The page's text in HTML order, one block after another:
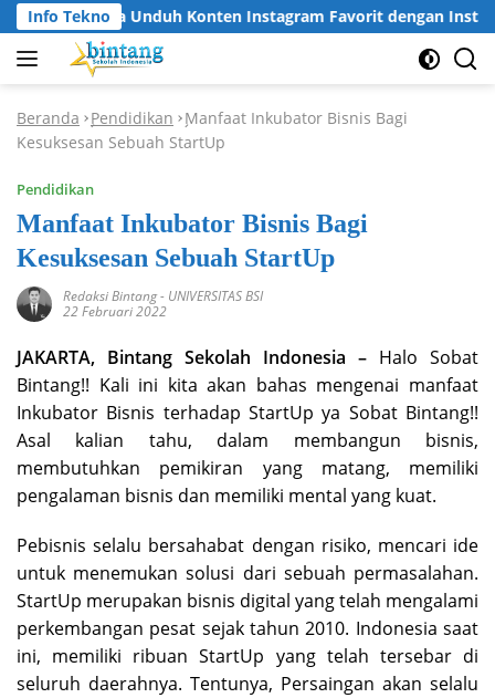
Langsung
ke
konten
Info Tekno
Cara Unduh Konten Instagram Favorit dengan
Beranda -Pendidikan -Manfaat Inkubator Bisnis Bagi
Kesuksesan Sebuah StartUp
Pendidikan
Manfaat Inkubator Bisnis Bagi
Kesuksesan Sebuah StartUp
Redaksi Bintang- UNIVERSITAS BSI
22 Februari 2022
JAKARTA, Bintang Sekolah Indonesia – Halo Sobat
Bintang!! Kali ini kita akan bahas mengenai manfaat
Inkubator Bisnis terhadap StartUp ya Sobat Bintang!!
Asal kalian tahu, dalam membangun bisnis,
membutuhkan pemikiran yang matang, memiliki
pengalaman bisnis dan memiliki mental yang kuat.
Pebisnis selalu bersahabat dengan risiko, mencari ide
untuk menemukan solusi dari sebuah permasalahan.
StartUp merupakan bisnis digital yang telah mengalami
perkembangan pesat sejak tahun 2010. Indonesia saat
ini, memiliki ribuan StartUp yang telah tersebar di
seluruh daerahnya. Tentunya, Persaingan akan selalu